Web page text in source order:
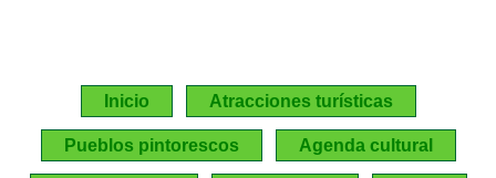
Inicio Atracciones turísticas
Pueblos pintorescos Agenda cultural